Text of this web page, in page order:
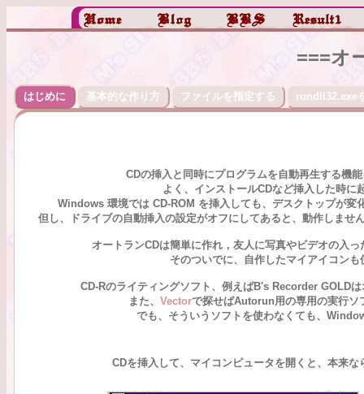
===オ
はじめに 基本的な作り方 ファイルを指定する rundll32.exe
CDの挿入と同時にプログラムを自動再生する機
よく、インストールCDなど挿入した時に
Windows 環境では CD-ROM を挿入しても、デスクトップが変
但し、ドライブの自動挿入の設定がオフにしてあると、動作しませ
オートランCDは簡単に作れ，友人に写真やビデオの入
そのついでに、自作したマイアイコン
CD-Rのライティングソフト、例えばB's Recorder GOLD
また、 Vectorで探せばAutorun用の専用の実行ソ
でも、そういうソフトを使わなくても、
CDを挿入して、マイコンピュータを開くと、本来